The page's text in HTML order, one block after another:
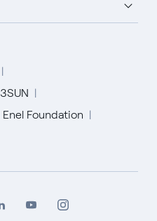
3SUN
Enel Foundation